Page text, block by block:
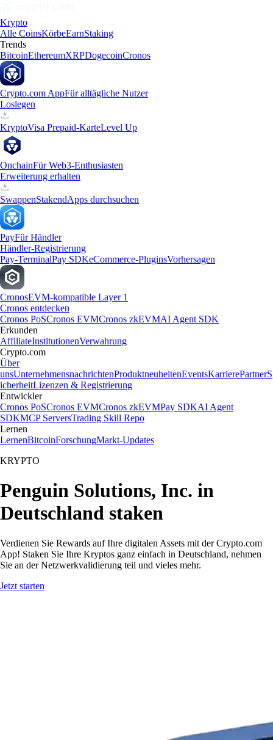
Krypto
Alle CoinsKörbeEarnStaking
Trends
BitcoinEthereumXRPDogecoinCronos
Crypto.com AppFür alltägliche Nutzer
Loslegen
KryptoVisa Prepaid-KarteLevel Up
OnchainFür Web3-Enthusiasten
Erweiterung erhalten
SwappenStakendApps durchsuchen
PayFür Händler
Händler-Registrierung
Pay-TerminalPay SDKeCommerce-PluginsVorhersagen
CronosEVM-kompatible Layer 1
Cronos entdecken
Cronos PoSCronos EVMCronos zkEVMAI Agent SDK
Erkunden
AffiliateInstitutionenVerwahrung
Crypto.com
Über
unsUnternehmensnachrichtenProduktneuheitenEventsKarrierePartnerS
icherheitLizenzen & Registrierung
Entwickler
Cronos PoSCronos EVMCronos zkEVMPay SDKAI Agent
SDKMCP ServersTrading Skill Repo
Lernen
LernenBitcoinForschungMarkt-Updates
KRYPTO
Penguin Solutions, Inc. in
Deutschland staken
Verdienen Sie Rewards auf Ihre digitalen Assets mit der Crypto.com
App! Staken Sie Ihre Kryptos ganz einfach in Deutschland, nehmen
Sie an der Netzwerkvalidierung teil und vieles mehr.
Jetzt starten